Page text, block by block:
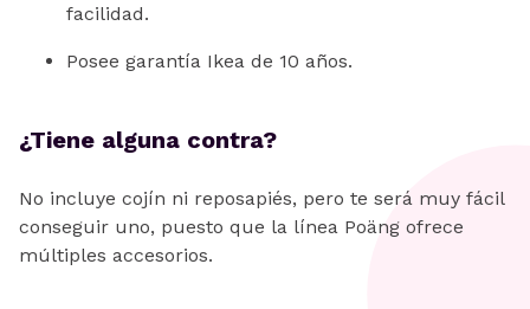
facilidad.
Posee garantía Ikea de 10 años.
¿Tiene alguna contra?
No incluye cojín ni reposapiés, pero te será muy fácil
conseguir uno, puesto que la línea Poäng ofrece
múltiples accesorios.